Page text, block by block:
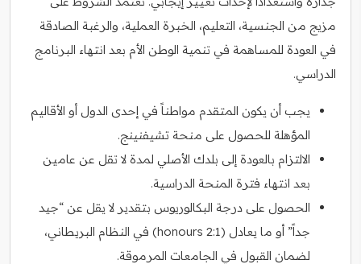
مزيج من الجنسية، التعليم، الخبرة العملية، والرغبة الصادقة
في العودة للمساهمة في تنمية الوطن الأم بعد انتهاء البرنامج
الدراسي.
يجب أن يكون المتقدم مواطناً في إحدى الدول أو الأقاليم
المؤهلة للحصول على منحة تشيفنينج.
الالتزام بالعودة إلى بلدك الأصلي لمدة لا تقل عن عامين
بعد انتهاء فترة المنحة الدراسية.
الحصول على درجة البكالوريوس بتقدير لا يقل عن “جيد
جداً” أو ما يعادل (2:1 honours) في النظام البريطاني،
لضمان القبول في الجامعات المرموقة.